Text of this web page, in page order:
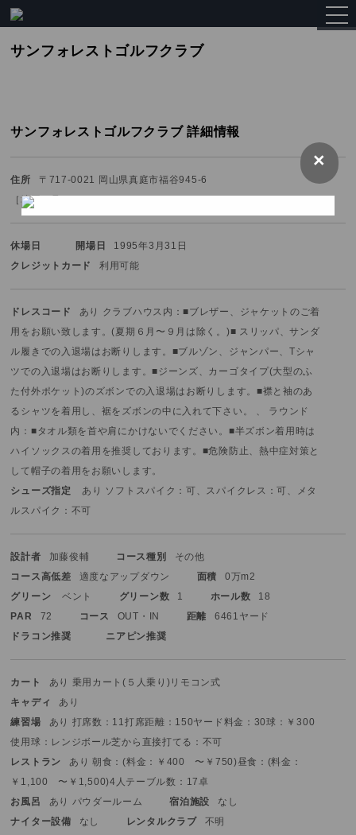
×
サンフォレストゴルフクラブ
サンフォレストゴルフクラブ 詳細情報
住所
〒717-0021 岡山県真庭市福谷945-6
［地図を見る
休場日 開場日
1995年3月31日
クレジットカード
利用可能
ドレスコード
あり クラブハウス内：■ブレザー、ジャケットのご着
用をお願い致します。(夏期６月〜９月は除く。)■ スリッパ、サンダ
ル履きでの入退場はお断りします。 ■ブルゾン、ジャンパー、Tシャ
ツでの入退場はお断りします。■ジーンズ、カーゴタイプ(大型のふ
た付外ポケット)のズボンでの入退場はお断りします。 ■襟と袖のあ
るシャツを着用し、裾をズボンの中に入れて下さい。
、 ラウンド
内：■タオル類を首や肩にかけないでください。 ■半ズボン着用時は
ハイソックスの着用を推奨しております。 ■危険防止、熱中症対策と
して帽子の着用をお願いします。
シューズ指定
あり ソフトスパイク：可、スパイクレス：可、メタ
ルスパイク：不可
設計者 加藤俊輔 コース種別
その他
コース高低差
適度なアップダウン 面積
0万m2
グリーン
ベント グリーン数 1 ホール数
18
PAR
72 コース OUT・IN 距離
6461ヤード
ドラコン推奨
ニアピン推奨
カート あり 乗用カート(５人乗り) リモコン式
キャディ
あり
練習場
あり 打席数：11打席距離：150ヤード 料金：30球：￥300
使用球：レンジボール芝から直接打てる：不可
レストラン
あり 朝食：(料金：￥400 〜￥750) 昼食：(料金：
￥1,100 〜￥1,500)4人テーブル数：17卓
お風呂
あり パウダールーム 宿泊施設
なし
ナイター設備
なし レンタルクラブ
不明